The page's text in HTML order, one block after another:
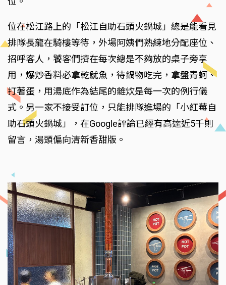
位在松江路上的「松江自助石頭火鍋城」總是能看見
排隊長龍在騎樓等待，外場阿姨們熟練地分配座位、
招呼客人，饕客們擠在每次總是不夠放的桌子旁享
用，爆炒香料必拿乾魷魚，待鍋物吃完，拿盤青蚵、
打著蛋，用湯底作為結尾的雜炊是每一次的例行儀
式。另一家不接受訂位，只能排隊進場的「小紅莓自
助石頭火鍋城」，在Google評論已經有高達近5千則
留言，湯頭偏向清新香甜版。